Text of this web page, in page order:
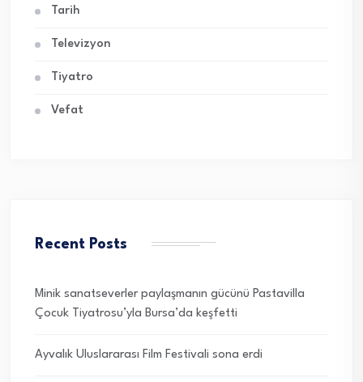
Tarih
Televizyon
Tiyatro
Vefat
Recent Posts
Minik sanatseverler paylaşmanın gücünü Pastavilla
Çocuk Tiyatrosu’yla Bursa’da keşfetti
Ayvalık Uluslararası Film Festivali sona erdi